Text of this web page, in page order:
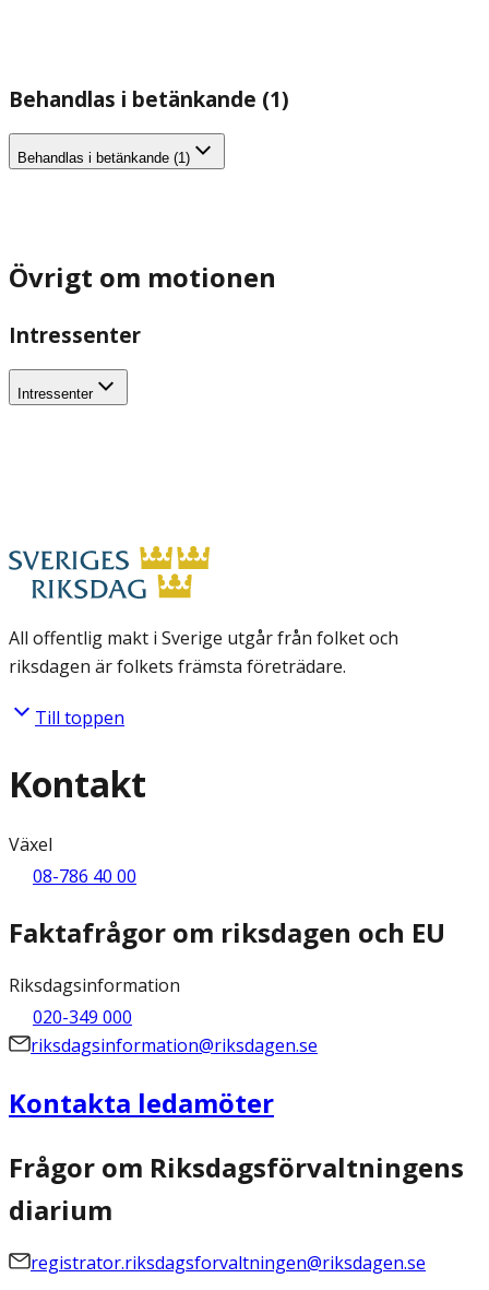
Behandlas i betänkande (1)
Behandlas i betänkande (1)
Övrigt om motionen
Intressenter
Intressenter
All offentlig makt i Sverige utgår från folket och
riksdagen är folkets främsta företrädare.
Till toppen
Kontakt
Växel
08-786 40 00
Faktafrågor om riksdagen och EU
Riksdagsinformation
020-349 000
riksdagsinformation@riksdagen.se
Kontakta ledamöter
Frågor om Riksdagsförvaltningens
diarium
registrator.riksdagsforvaltningen@riksdagen.se